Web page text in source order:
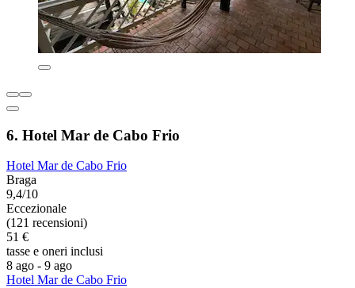
6. Hotel Mar de Cabo Frio
Hotel Mar de Cabo Frio
Braga
9,4/10
Eccezionale
(121 recensioni)
51 €
tasse e oneri inclusi
8 ago - 9 ago
Hotel Mar de Cabo Frio